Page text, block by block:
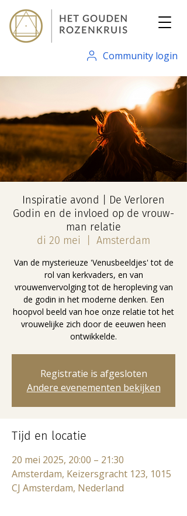
Community login
Inspiratie avond | De Verloren
Godin en de invloed op de vrouw-
man relatie
di 20 mei
Amsterdam
Van de mysterieuze 'Venusbeeldjes' tot de
rol van kerkvaders, en van
vrouwenvervolging tot de heropleving van
de godin in het moderne denken. Een
hoopvol beeld van hoe onze relatie tot het
vrouwelijke zich door de eeuwen heen
ontwikkelde.
Registratie is afgesloten
Andere evenementen bekijken
Tijd en locatie
20 mei 2025, 20:00 – 21:30
Amsterdam, Keizersgracht 123, 1015
CJ Amsterdam, Nederland